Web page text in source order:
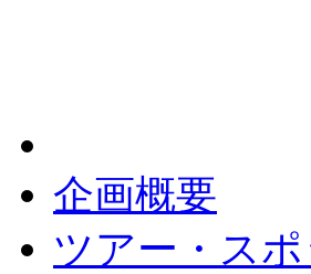
企画概要
ツアー・ス